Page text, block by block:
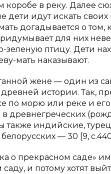
в реку. Далее
дети идут искать
догадывается о том,
для них
птицу. Дети
мать наказывают.
жене — один из
истории. Так,
морю или реке и
в древнегреческих
также индийские,
— 30 [9,
о прекрасном саде»
и потому хотят